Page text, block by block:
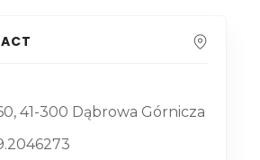
41-300 Dąbrowa Górnicza